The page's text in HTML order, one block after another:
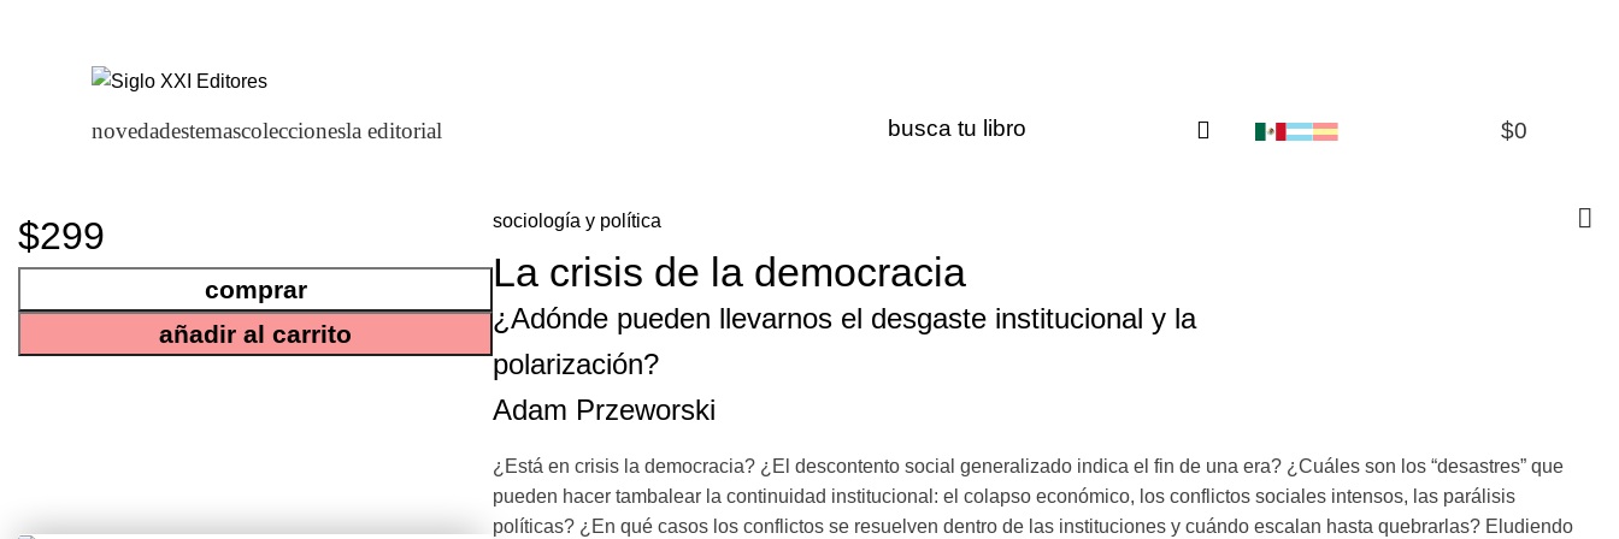
novedadestemascoleccionesla editorial $0
$299
añadir al carrito
comprar
sociología y política
La crisis de la democracia
¿Adónde pueden llevarnos el desgaste institucional y la
polarización?
Adam Przeworski
¿Está en crisis la democracia? ¿El descontento social generalizado indica el fin de una era? ¿Cuáles son los “desastres” que
pueden hacer tambalear la continuidad institucional: el colapso económico, los conflictos sociales intensos, las parálisis
políticas? ¿En qué casos los conflictos se resuelven dentro de las instituciones y cuándo escalan hasta quebrarlas? Eludiendo